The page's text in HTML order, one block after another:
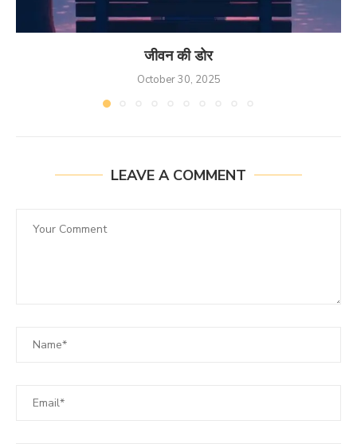
जीवन की डोर
October 30, 2025
LEAVE A COMMENT